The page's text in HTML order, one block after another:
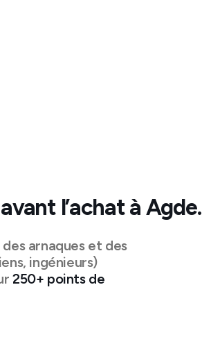
l’achat à Agde.
arnaques et des
ingénieurs)
250+ points de